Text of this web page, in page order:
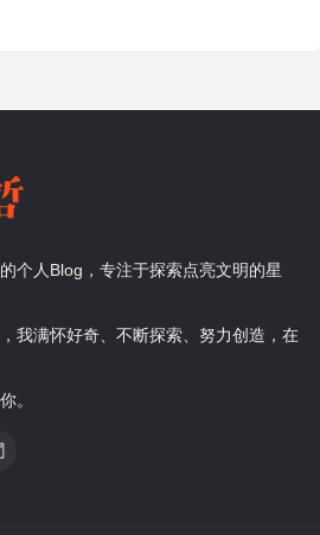
个人Blog，专注于探索点亮文明的星
我满怀好奇、不断探索、努力创造，在
。